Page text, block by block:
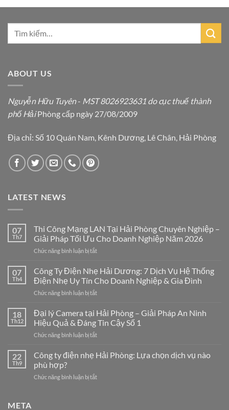
ABOUT US
Nguyễn Hữu Tuyên- MST 8026923631 do cục thuế thành
phố HảiPhòng cấp ngày 27/08/2009
Địa chỉ: Số 10 Quán Nam, Kênh Dương, Lê Chân, Hải Phòng
LATEST NEWS
07
Th7
Thi Công Mạng LAN Tại Hải Phòng Chuyên Nghiệp –
Giải Pháp Tối Ưu Cho Doanh Nghiệp Năm 2026
Chức năng bình luận bị tắtở
Công
Mạng
LAN
Tại
Phòng
Chuyên
–
Pháp
Cho
07
Th4
Công Ty Điện Nhẹ Hải Dương: 7 Dịch Vụ Hệ Thống
Điện Nhẹ Uy Tín Cho Doanh Nghiệp & Gia Đình
Chức năng bình luận bị tắtở
Ty
Điện
Nhẹ
Hải
7
Hệ
18
Th12
Đại lý Camera tại Hải Phòng – Giải Pháp An Ninh
Hiệu Quả & Đáng Tin Cậy Số 1
Chức năng bình luận bị tắtở
lý
Camera
Hải
22
Th9
Công ty điện nhẹ Hải Phòng: Lựa chọn dịch vụ nào
phù hợp?
Chức năng bình luận bị tắtở
META